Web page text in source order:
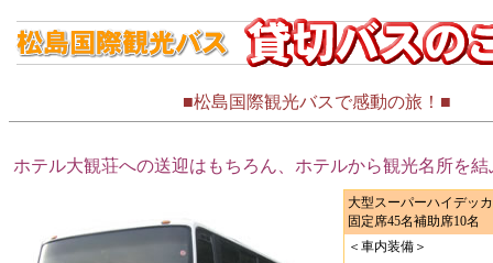
■松島国際観光バスで感動の旅！■
ホテル大観荘への送迎はもちろん、ホテルから観光名所を
大型スーパーハイデッ
固定席45名補助席10名
＜車内装備＞